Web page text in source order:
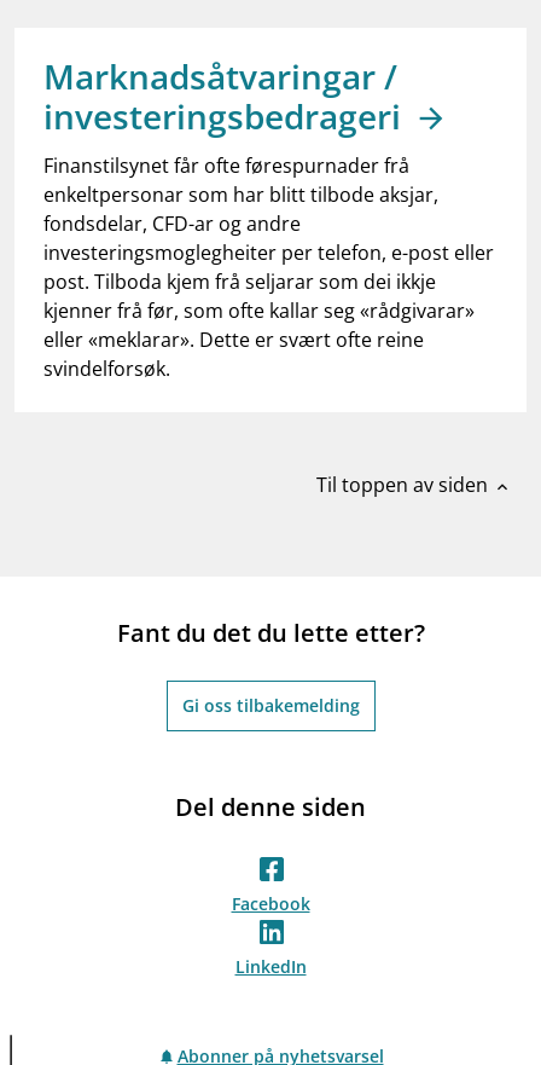
dashboardInformasjon for investorer
notifications_noneAbonner på nyhetsvarsel
Marknadsåtvaringar /
investeringsbedrageri
Finanstilsynet får ofte førespurnader frå
enkeltpersonar som har blitt tilbode aksjar,
fondsdelar, CFD-ar og andre
investeringsmoglegheiter per telefon, e-post eller
post. Tilboda kjem frå seljarar som dei ikkje
kjenner frå før, som ofte kallar seg «rådgivarar»
eller «meklarar». Dette er svært ofte reine
svindelforsøk.
Til toppen av siden expand_less
Fant du det du lette etter?
Gi oss tilbakemelding
Del denne siden
Facebook
LinkedIn
Abonner på nyhetsvarsel